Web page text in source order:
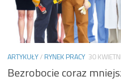
ARTYKUŁY/RYNEK PRACY 30
Bezrobocie coraz